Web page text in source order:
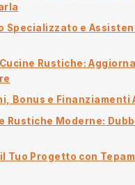
Specializzato e
Rustiche:
Bonus e Finanziamenti
Rustiche Moderne:
il Tuo Progetto con